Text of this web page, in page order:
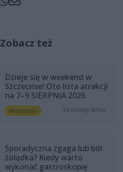
Zobacz też
Dzieje się w weekend w
Szczecinie! Oto lista atrakcji
na 7–9 SIERPNIA 2026
Aktualności 34 minuty temu
Sporadyczna zgaga lub ból
żołądka? Kiedy warto
wykonać gastroskopię